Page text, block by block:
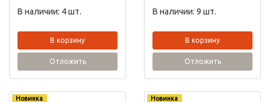
В наличии: 4 шт.
В корзину
Отложить
В наличии: 9 шт.
В корзину
Отложить
Новинка Новинка